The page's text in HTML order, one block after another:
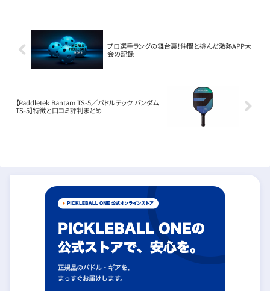
プロ選手ラングの舞台裏！仲間と挑んだ激熱APP大
会の記録
【Paddletek Bantam TS-5／パドルテック バンダム
TS-5】特徴と口コミ評判まとめ